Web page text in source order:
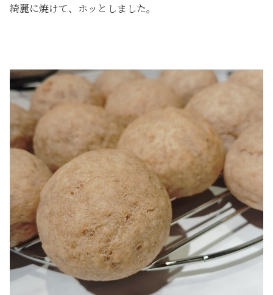
綺麗に焼けて、ホッとしました。